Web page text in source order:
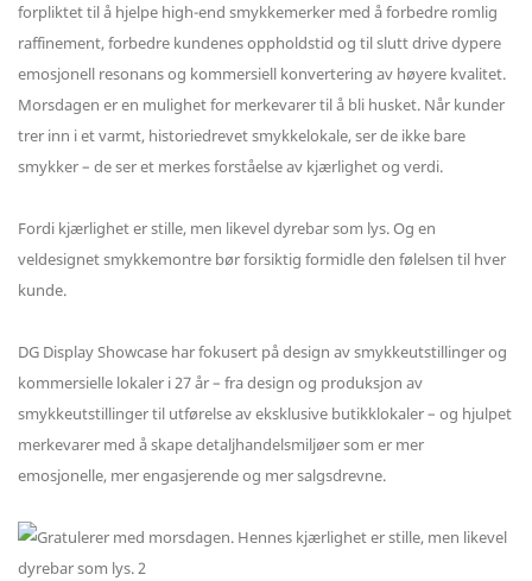
forpliktet til å hjelpe high-end smykkemerker med å forbedre romlig
raffinement, forbedre kundenes oppholdstid og til slutt drive dypere
emosjonell resonans og kommersiell konvertering av høyere kvalitet.
Morsdagen er en mulighet for merkevarer til å bli husket. Når kunder
trer inn i et varmt, historiedrevet smykkelokale, ser de ikke bare
smykker – de ser et merkes forståelse av kjærlighet og verdi.
Fordi kjærlighet er stille, men likevel dyrebar som lys. Og en
veldesignet smykkemontre bør forsiktig formidle den følelsen til hver
kunde.
DG Display Showcase har fokusert på design av smykkeutstillinger og
kommersielle lokaler i 27 år – fra design og produksjon av
smykkeutstillinger til utførelse av eksklusive butikklokaler – og hjulpet
merkevarer med å skape detaljhandelsmiljøer som er mer
emosjonelle, mer engasjerende og mer salgsdrevne.